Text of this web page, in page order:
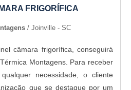
FRIGORÍFICA
/ Joinville - SC
câmara frigorífica, conseguirá
Montagens. Para receber
necessidade, o cliente
que se destaque por um